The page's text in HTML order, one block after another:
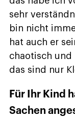
sehr
bin nicht
hat auch er
chaotisch
das sind nur
Für Ihr Kind
Sachen